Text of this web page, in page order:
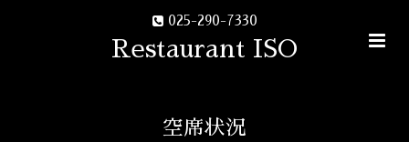
025-290-7330
Restaurant ISO
空席状況